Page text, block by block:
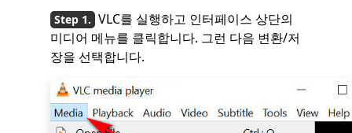
VLC를 실행하고 인터페이스 상단의
미디어 메뉴를 클릭합니다. 그런 다음 변환/저
장을 선택합니다.